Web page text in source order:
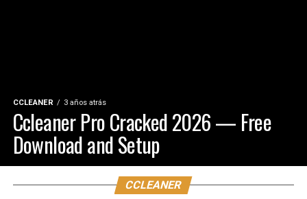
CCLEANER 3 años atrás
Ccleaner Pro Cracked 2026 — Free
Download and Setup
CCLEANER